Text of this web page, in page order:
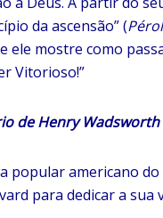
da ascensão” (
ele mostre como
Vitorioso!”
Henry Wadsworth
popular americano do
para dedicar a